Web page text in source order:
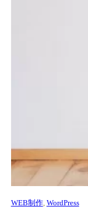
WEB制作, WordPress